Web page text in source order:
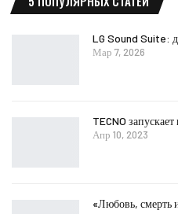
LG Sound Suite:
Мар 7, 2026
TECNO
Апр 10, 2023
«Любовь, смерть